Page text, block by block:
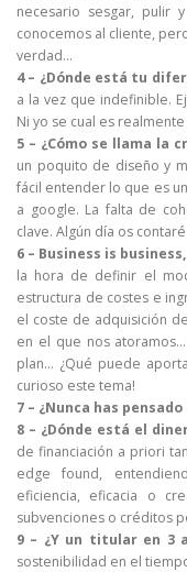
necesario sesgar, pulir
conocemos al cliente,
verdad…
4 – ¿Dónde está tu
a la vez que indefinible.
Ni yo se cual es
5 – ¿Cómo se llama la
un poquito de diseño y
fácil entender lo que es
a google. La falta de
clave. Algún día os
6 – Business is
la hora de definir el
estructura de costes e
el coste de adquisición
en el que nos
plan… ¿Qué puede
curioso este tema!
7 – ¿Nunca has
8 – ¿Dónde está el
de financiación a priori
edge found,
eficiencia, eficacia o
subvenciones o créditos
9 – ¿Y un titular en 3
sostenibilidad en el